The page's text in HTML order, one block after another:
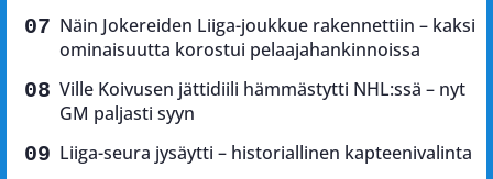
Näin Jokereiden Liiga-joukkue rakennettiin – kaksi
ominaisuutta korostui pelaajahankinnoissa
Ville Koivusen jättidiili hämmästytti NHL:ssä – nyt
GM paljasti syyn
Liiga-seura jysäytti – historiallinen kapteenivalinta